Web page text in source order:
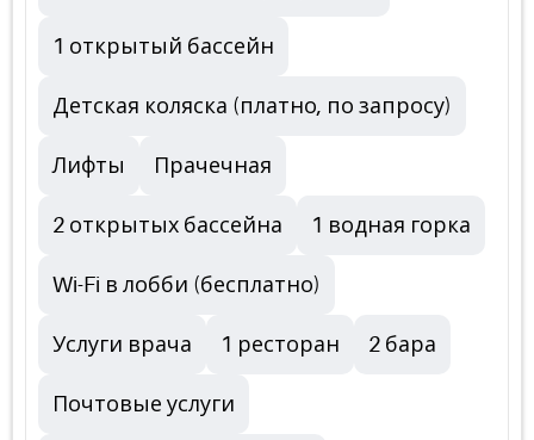
1 открытый бассейн
Детская коляска (платно, по запросу)
Лифты Прачечная
2 открытых бассейна 1 водная горка
Wi-Fi в лобби (бесплатно)
Услуги врача 1 ресторан 2 бара
Почтовые услуги